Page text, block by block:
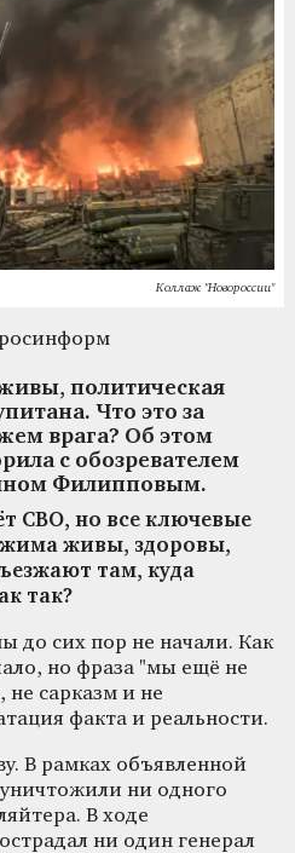
Коллаж "Новороссии"
политическая
Что это за
врага? Об этом
с обозревателем
Филипповым.
СВО, но все ключевые
живы, здоровы,
там, куда
так?
до сих пор не начали. Как
но фраза "мы ещё не
не сарказм и не
факта и реальности.
В рамках объявленной
ни одного
В ходе
ни один генерал